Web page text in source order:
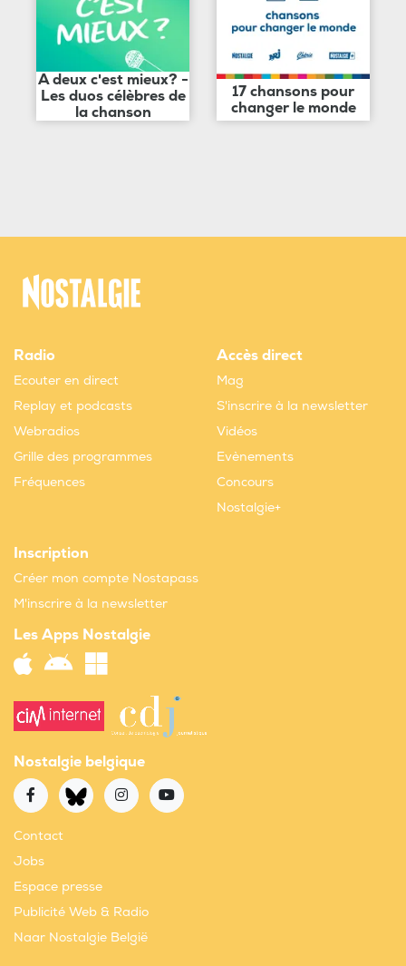
A deux c'est mieux? -
Les duos célèbres de
la chanson
17 chansons pour
changer le monde
Radio
Ecouter en direct
Replay et podcasts
Webradios
Grille des programmes
Fréquences
Accès direct
Mag
S'inscrire à la newsletter
Vidéos
Evènements
Concours
Nostalgie+
Inscription
Créer mon compte Nostapass
M'inscrire à la newsletter
Les Apps Nostalgie
Nostalgie belgique
Contact
Jobs
Espace presse
Publicité Web & Radio
Naar Nostalgie België